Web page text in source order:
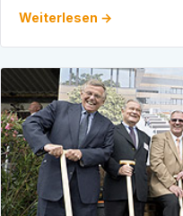
Weiterlesen →